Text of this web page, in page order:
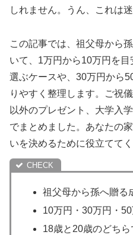
しれません。うん、これは
この記事では、祖父母から
いて、1万円から10万円を
選ぶケースや、30万円から
りやすく整理します。ご祝
以外のプレゼント、大学入
でまとめました。あなたの
いを決めるために役立ててく
祖父母から孫へ贈る
10万円・30万円・
18歳と20歳のどち